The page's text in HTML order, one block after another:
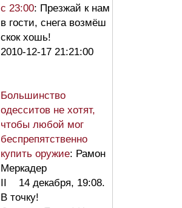
с 23:00: Презжай к нам
в гости, снега возмёш
скок хошь!
2010-12-17 21:21:00
Большинство
одесситов не хотят,
чтобы любой мог
беспрепятственно
купить оружие: Рамон
Меркадер
II 14 декабря, 19:08.
В точку!